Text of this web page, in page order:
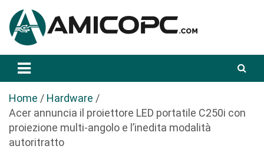
a
Amicopc.com
Home
Hardware
Acer annuncia il proiettore LED portatile C250i con
proiezione multi-angolo e l’inedita modalità
autoritratto